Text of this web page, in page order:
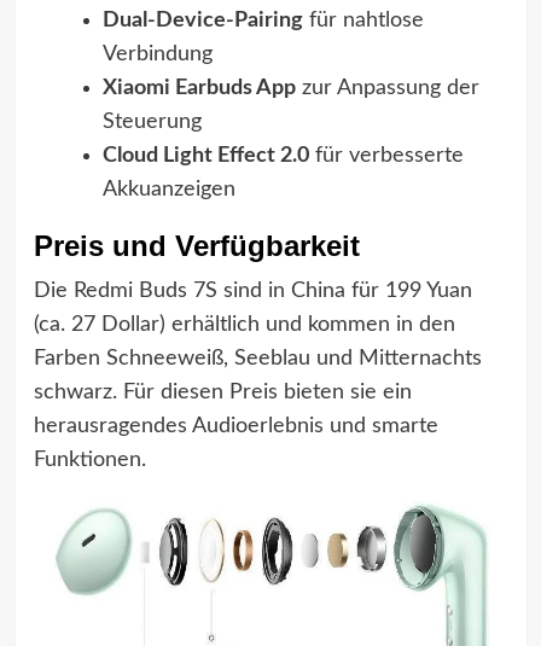
Dual-Device-Pairingfür nahtlose
Verbindung
Xiaomi Earbuds Appzur Anpassung der
Steuerung
Cloud Light Effect 2.0für verbesserte
Akkuanzeigen
Preis und Verfügbarkeit
Die Redmi Buds 7S sind in China für 199 Yuan
(ca. 27 Dollar) erhältlich und kommen in den
Farben Schneeweiß, Seeblau und Mitternachts
schwarz. Für diesen Preis bieten sie ein
herausragendes Audioerlebnis und smarte
Funktionen.